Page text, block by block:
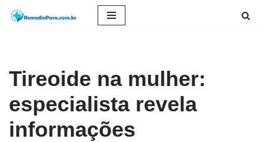
conteúdo
Tireoide na mulher:
especialista revela
informações